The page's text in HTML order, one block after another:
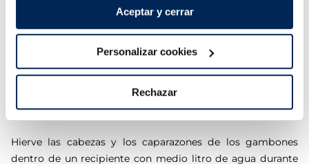
Aceptar y cerrar
Personalizar cookies
Rechazar
en tiras finas y saltéalos en el mismo aceite. Cuando
empiecen a dorarse, añade la salsa de tomate, una
cucharada de azúcar y una de pimienta Sichuan molida o
un poco de guindilla picada.
Hierve las cabezas y los caparazones de los gambones
dentro de un recipiente con medio litro de agua durante